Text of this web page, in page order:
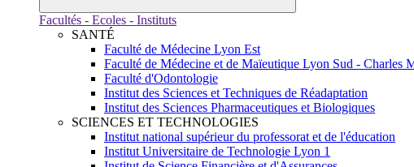
Facultés - Ecoles - Instituts
SANTÉ
Faculté de Médecine Lyon Est
Faculté de Médecine et de Maïeutique Lyon Sud - Charles
Faculté d'Odontologie
Institut des Sciences et Techniques de Réadaptation
Institut des Sciences Pharmaceutiques et Biologiques
SCIENCES ET TECHNOLOGIES
Institut national supérieur du professorat et de l'éducation
Institut Universitaire de Technologie Lyon 1